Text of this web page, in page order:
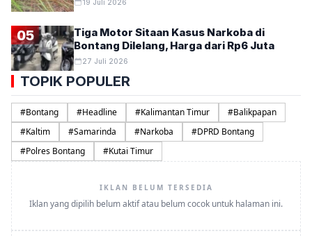
19 Juli 2026
05
Tiga Motor Sitaan Kasus Narkoba di
Bontang Dilelang, Harga dari Rp6 Juta
27 Juli 2026
TOPIK POPULER
#Bontang #Headline #Kalimantan Timur #Balikpapan
#Kaltim #Samarinda #Narkoba #DPRD Bontang
#Polres Bontang #Kutai Timur
IKLAN BELUM TERSEDIA
Iklan yang dipilih belum aktif atau belum cocok untuk halaman ini.